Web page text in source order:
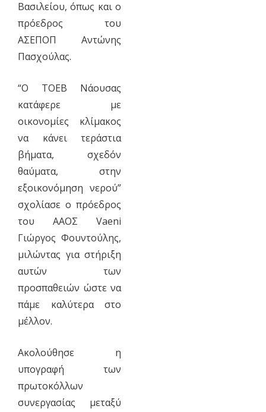
Βασιλείου, όπως και ο
πρόεδρος του
ΑΣΕΠΟΠ Αντώνης
Πασχούλας.
“Ο ΤΟΕΒ Νάουσας
κατάφερε με
οικονομίες κλίμακος
να κάνει τεράστια
βήματα, σχεδόν
θαύματα, στην
εξοικονόμηση νερού”
σχολίασε ο πρόεδρος
του ΑΑΟΣ Vaeni
Γιώργος Φουντούλης,
μιλώντας για στήριξη
αυτών των
προσπαθειών ώστε να
πάμε καλύτερα στο
μέλλον.
Ακολούθησε η
υπογραφή των
πρωτοκόλλων
συνεργασίας μεταξύ